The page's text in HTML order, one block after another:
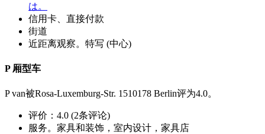
は。
信用卡、直接付款
街道
近距离观察。特写 (中心)
P 厢型车
P van被Rosa-Luxemburg-Str. 1510178 Berlin评为4.0。
评价：4.0 (2条评论)
服务。家具和装饰，室内设计，家具店